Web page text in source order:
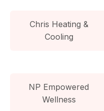
Chris Heating &
Cooling
NP Empowered
Wellness